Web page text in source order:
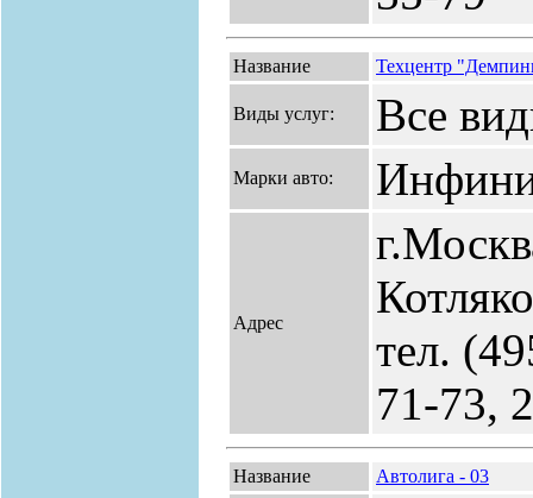
Название Техцентр
Виды услуг: Все
Марки авто:
Адрес
тел.
71-73,
Название Автолига - 03